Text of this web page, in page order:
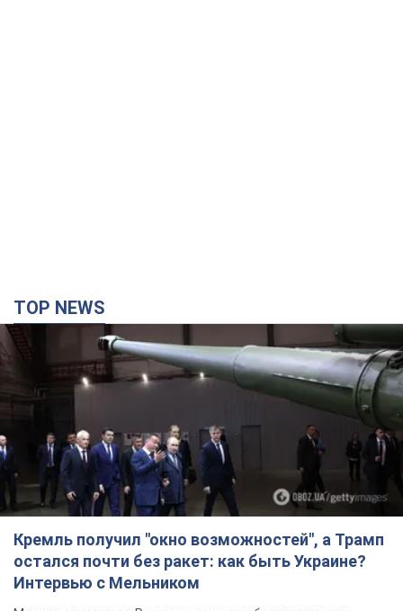
TOP NEWS
Кремль получил "окно возможностей", а Трамп
остался почти без ракет: как быть Украине?
Интервью с Мельником